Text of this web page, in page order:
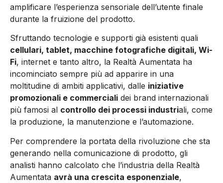
amplificare l’esperienza sensoriale dell’utente finale
durante la fruizione del prodotto.
Sfruttando tecnologie e supporti già esistenti quali
cellulari, tablet, macchine fotografiche digitali, Wi-
Fi, internet e tanto altro, la Realtà Aumentata ha
incominciato sempre più ad apparire in una
moltitudine di ambiti applicativi, dalle iniziative
promozionali e commerciali dei brand internazionali
più famosi al controllo dei processi industriali, come
la produzione, la manutenzione e l’automazione.
Per comprendere la portata della rivoluzione che sta
generando nella comunicazione di prodotto, gli
analisti hanno calcolato che l’industria della Realtà
Aumentata avrà una crescita esponenziale,